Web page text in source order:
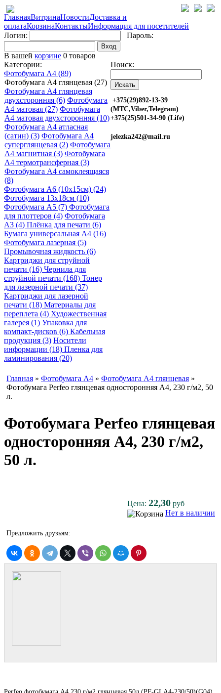
ГлавнаяВитринаНовостиДоставка и
оплатаКорзинаКонтактыИнформация для посетителей
Логин:
Пароль:
Вход
В вашей корзине 0 товаров
Категории:
Фотобумага A4 (89)
Фотобумага A4 глянцевая (27)
Фотобумага A4 глянцевая
двухсторонняя (6) Фотобумага
A4 матовая (27) Фотобумага
A4 матовая двухсторонняя (10)
Фотобумага A4 атласная
(сатин) (3) Фотобумага A4
суперглянцевая (2) Фотобумага
A4 магнитная (3) Фотобумага
A4 термотрансферная (3)
Фотобумага A4 самоклеящаяся
(8)
Фотобумага A6 (10х15см) (24)
Фотобумага 13х18см (10)
Фотобумага A5 (7) Фотобумага
для плоттеров (4) Фотобумага
A3 (4) Плёнка для печати (6)
Бумага универсальная A4 (16)
Фотобумага лазерная (5)
Промывочная жидкость (6)
Картриджи для струйной
печати (16) Чернила для
струйной печати (168) Тонер
для лазерной печати (37)
Картриджи для лазерной
печати (18) Материалы для
переплета (4) Художественная
галерея (1) Упаковка для
компакт-дисков (6) Кабельная
продукция (3) Носители
информации (18) Пленка для
ламинирования (20)
Поиск:
+375(29)892-13-39
(МТС,Viber,Telegram)
+375(25)501-34-90 (Life)
jelezka242@mail.ru
Главная » Фотобумага A4 » Фотобумага A4 глянцевая »
Фотобумага Perfeo глянцевая односторонняя A4, 230 г/м2, 50
л.
Фотобумага Perfeo глянцевая
односторонняя A4, 230 г/м2,
50 л.
Цена: 22,30 руб
Нет в наличии
Предложить друзьям: